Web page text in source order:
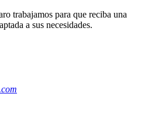
trabajamos para que reciba una
a sus necesidades.